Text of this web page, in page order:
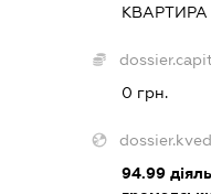
КВАРТИРА
0 грн.
94.99